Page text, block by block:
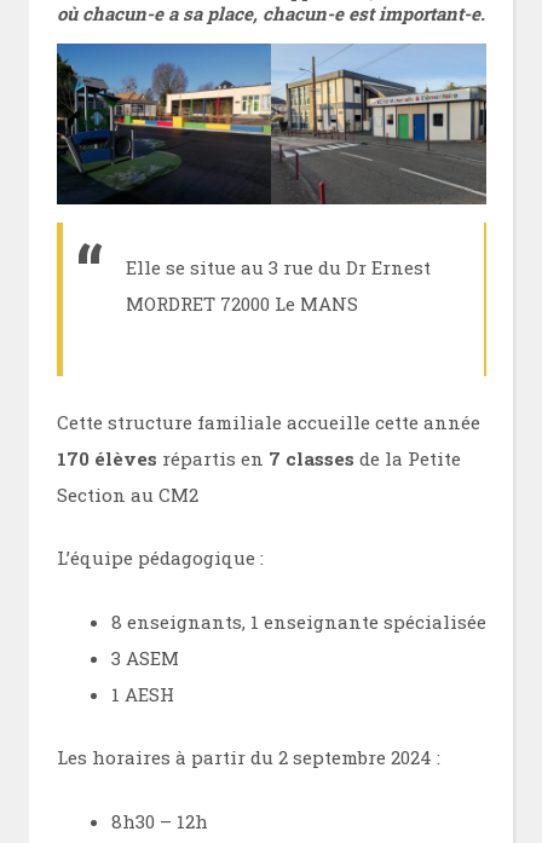
où chacun-e a sa place, chacun-e est important-e.
Elle se situe au 3 rue du Dr Ernest
MORDRET 72000 Le MANS
Cette structure familiale accueille cette année
170 élèves répartis en 7 classes de la Petite
Section au CM2
L’équipe pédagogique :
8 enseignants, 1 enseignante spécialisée
3 ASEM
1 AESH
Les horaires à partir du 2 septembre 2024 :
8h30 – 12h